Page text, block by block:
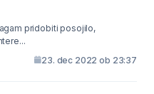
pridobiti posojilo,
23. dec 2022 ob 23:37